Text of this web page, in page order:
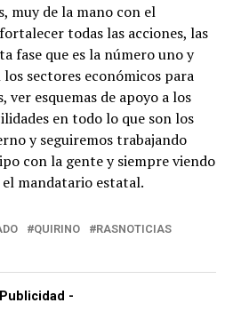
muy de la mano con el
todas las acciones, las
fase que es la número uno y
sectores económicos para
ver esquemas de apoyo a los
en todo lo que son los
y seguiremos trabajando
con la gente y siempre viendo
mandatario estatal.
QUIRINO
RASNOTICIAS
-